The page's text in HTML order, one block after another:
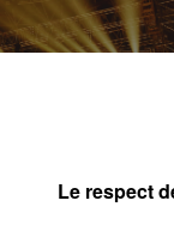
Le respect